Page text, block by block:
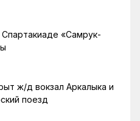
«Самрук-
ж/д вокзал Аркалыка и
поезд